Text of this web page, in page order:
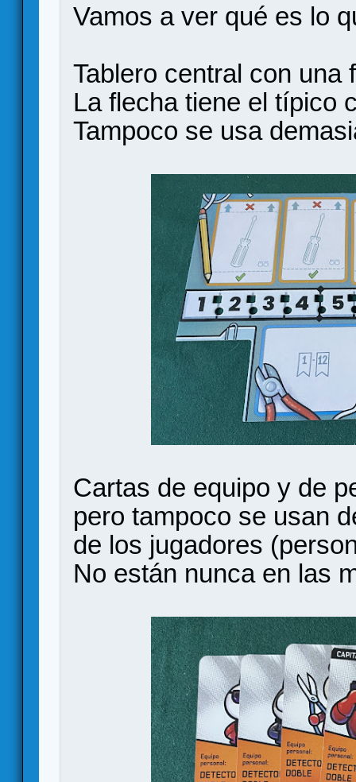
Vamos a ver qué es lo
Tablero central con una
La flecha tiene el típico
Tampoco se usa
Cartas de equipo y de
pero tampoco se usan
de los jugadores
No están nunca en las